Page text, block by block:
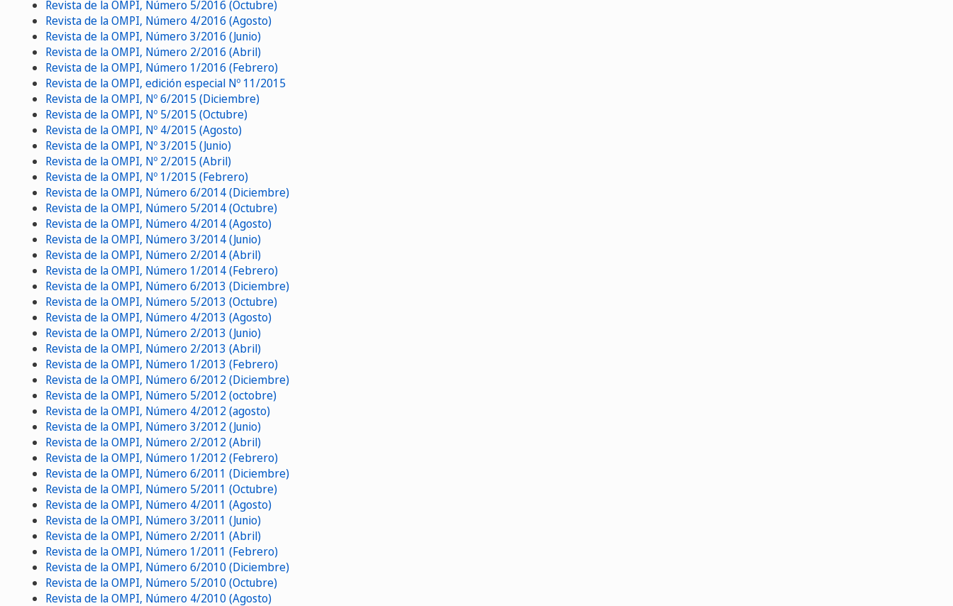
Revista de la OMPI, Número 5/2016 (Octubre)
Revista de la OMPI, Número 4/2016 (Agosto)
Revista de la OMPI, Número 3/2016 (Junio)
Revista de la OMPI, Número 2/2016 (Abril)
Revista de la OMPI, Número 1/2016 (Febrero)
Revista de la OMPI, edición especial Nº 11/2015
Revista de la OMPI, Nº 6/2015 (Diciembre)
Revista de la OMPI, Nº 5/2015 (Octubre)
Revista de la OMPI, Nº 4/2015 (Agosto)
Revista de la OMPI, Nº 3/2015 (Junio)
Revista de la OMPI, Nº 2/2015 (Abril)
Revista de la OMPI, Nº 1/2015 (Febrero)
Revista de la OMPI, Número 6/2014 (Diciembre)
Revista de la OMPI, Número 5/2014 (Octubre)
Revista de la OMPI, Número 4/2014 (Agosto)
Revista de la OMPI, Número 3/2014 (Junio)
Revista de la OMPI, Número 2/2014 (Abril)
Revista de la OMPI, Número 1/2014 (Febrero)
Revista de la OMPI, Número 6/2013 (Diciembre)
Revista de la OMPI, Número 5/2013 (Octubre)
Revista de la OMPI, Número 4/2013 (Agosto)
Revista de la OMPI, Número 2/2013 (Junio)
Revista de la OMPI, Número 2/2013 (Abril)
Revista de la OMPI, Número 1/2013 (Febrero)
Revista de la OMPI, Número 6/2012 (Diciembre)
Revista de la OMPI, Número 5/2012 (octobre)
Revista de la OMPI, Número 4/2012 (agosto)
Revista de la OMPI, Número 3/2012 (Junio)
Revista de la OMPI, Número 2/2012 (Abril)
Revista de la OMPI, Número 1/2012 (Febrero)
Revista de la OMPI, Número 6/2011 (Diciembre)
Revista de la OMPI, Número 5/2011 (Octubre)
Revista de la OMPI, Número 4/2011 (Agosto)
Revista de la OMPI, Número 3/2011 (Junio)
Revista de la OMPI, Número 2/2011 (Abril)
Revista de la OMPI, Número 1/2011 (Febrero)
Revista de la OMPI, Número 6/2010 (Diciembre)
Revista de la OMPI, Número 5/2010 (Octubre)
Revista de la OMPI, Número 4/2010 (Agosto)